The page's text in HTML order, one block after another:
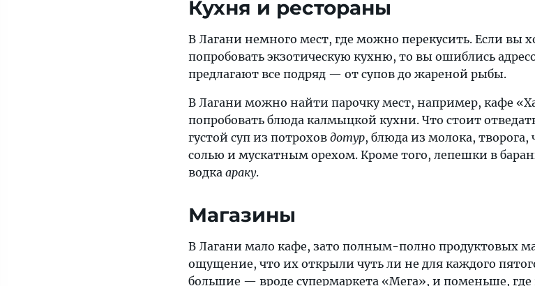
Кухня и рестораны
В Лагани немного мест, где можно перекусить. Если вы
попробовать экзотическую кухню, то вы ошиблись
предлагают все подряд — от супов до жареной рыбы.
В Лагани можно найти парочку мест, например, кафе
попробовать блюда калмыцкой кухни. Что стоит
густой суп из потрохов дотур, блюда из молока,
солью и мускатным орехом. Кроме того, лепешки в
водка араку.
Магазины
В Лагани мало кафе, зато полным-полно продуктовых
ощущение, что их открыли чуть ли не для каждого
большие — вроде супермаркета «Мега», и поменьше, где